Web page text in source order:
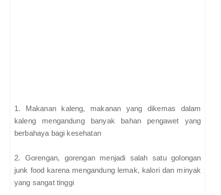
1. Makanan kaleng, makanan yang dikemas dalam
kaleng mengandung banyak bahan pengawet yang
berbahaya bagi kesehatan
2. Gorengan, gorengan menjadi salah satu golongan
junk food karena mengandung lemak, kalori dan minyak
yang sangat tinggi